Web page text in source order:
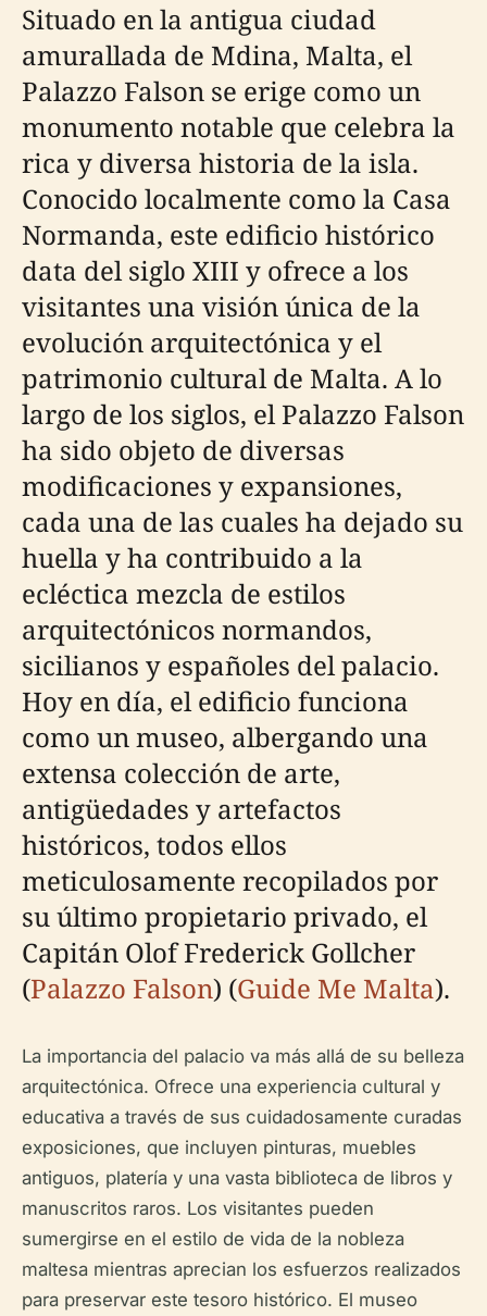
Situado en la antigua ciudad
amurallada de Mdina, Malta, el
Palazzo Falson se erige como un
monumento notable que celebra la
rica y diversa historia de la isla.
Conocido localmente como la Casa
Normanda, este edificio histórico
data del siglo XIII y ofrece a los
visitantes una visión única de la
evolución arquitectónica y el
patrimonio cultural de Malta. A lo
largo de los siglos, el Palazzo Falson
ha sido objeto de diversas
modificaciones y expansiones,
cada una de las cuales ha dejado su
huella y ha contribuido a la
ecléctica mezcla de estilos
arquitectónicos normandos,
sicilianos y españoles del palacio.
Hoy en día, el edificio funciona
como un museo, albergando una
extensa colección de arte,
antigüedades y artefactos
históricos, todos ellos
meticulosamente recopilados por
su último propietario privado, el
Capitán Olof Frederick Gollcher
(Palazzo Falson) (Guide Me Malta).
La importancia del palacio va más allá de su belleza
arquitectónica. Ofrece una experiencia cultural y
educativa a través de sus cuidadosamente curadas
exposiciones, que incluyen pinturas, muebles
antiguos, platería y una vasta biblioteca de libros y
manuscritos raros. Los visitantes pueden
sumergirse en el estilo de vida de la nobleza
maltesa mientras aprecian los esfuerzos realizados
para preservar este tesoro histórico. El museo